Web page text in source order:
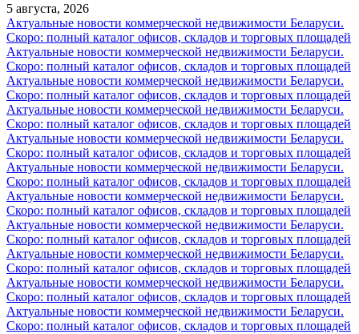
5 августа, 2026
Актуальные новости коммерческой недвижимости Беларуси.
Скоро: полный каталог офисов, складов и торговых площадей
Актуальные новости коммерческой недвижимости Беларуси.
Скоро: полный каталог офисов, складов и торговых площадей
Актуальные новости коммерческой недвижимости Беларуси.
Скоро: полный каталог офисов, складов и торговых площадей
Актуальные новости коммерческой недвижимости Беларуси.
Скоро: полный каталог офисов, складов и торговых площадей
Актуальные новости коммерческой недвижимости Беларуси.
Скоро: полный каталог офисов, складов и торговых площадей
Актуальные новости коммерческой недвижимости Беларуси.
Скоро: полный каталог офисов, складов и торговых площадей
Актуальные новости коммерческой недвижимости Беларуси.
Скоро: полный каталог офисов, складов и торговых площадей
Актуальные новости коммерческой недвижимости Беларуси.
Скоро: полный каталог офисов, складов и торговых площадей
Актуальные новости коммерческой недвижимости Беларуси.
Скоро: полный каталог офисов, складов и торговых площадей
Актуальные новости коммерческой недвижимости Беларуси.
Скоро: полный каталог офисов, складов и торговых площадей
Актуальные новости коммерческой недвижимости Беларуси.
Скоро: полный каталог офисов, складов и торговых площадей